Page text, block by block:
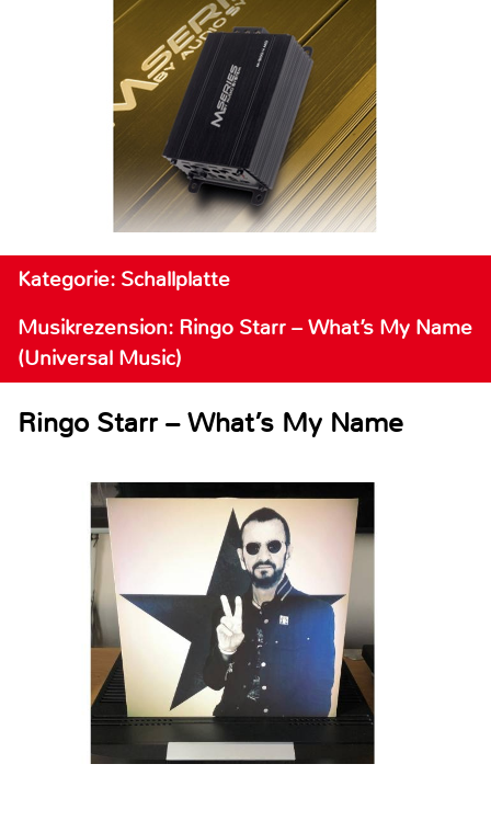
Kategorie: Schallplatte
Musikrezension: Ringo Starr – What’s My Name
(Universal Music)
Ringo Starr – What’s My Name